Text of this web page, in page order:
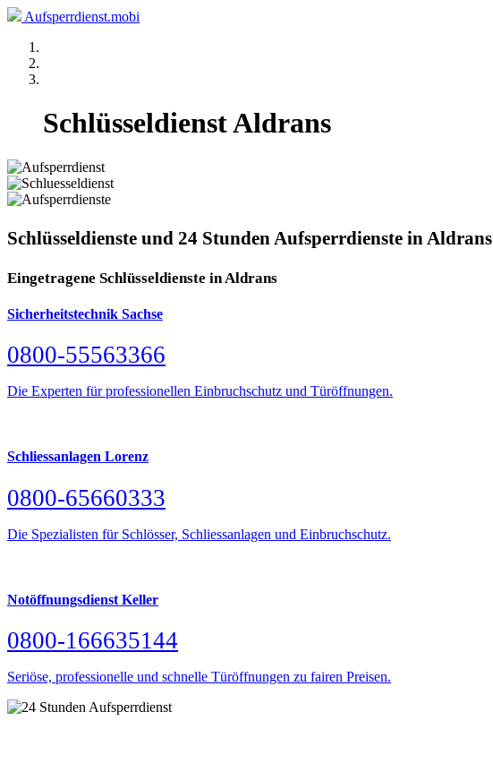
Aufsperrdienst.mobi
Schlüsseldienst Aldrans
Schlüsseldienste und 24 Stunden Aufsperrdienste in Aldrans
Eingetragene Schlüsseldienste in Aldrans
Sicherheitstechnik Sachse
0800-55563366
Die Experten für professionellen Einbruchschutz und Türöffnungen.
Schliessanlagen Lorenz
0800-65660333
Die Spezialisten für Schlösser, Schliessanlagen und Einbruchschutz.
Notöffnungsdienst Keller
0800-166635144
Seriöse, professionelle und schnelle Türöffnungen zu fairen Preisen.